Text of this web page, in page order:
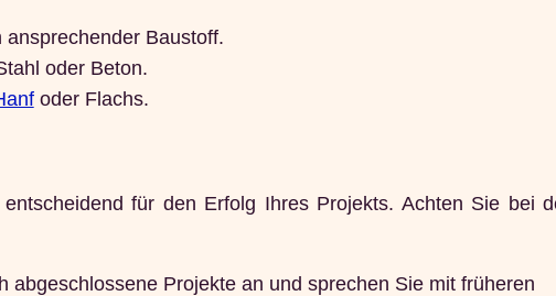
Baustoff.
oder Beton.
oder Flachs.
für den Erfolg Ihres Projekts. Achten Sie bei
abgeschlossene Projekte an und sprechen Sie mit früheren